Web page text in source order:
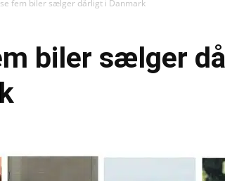
fem biler sælger dårligt i Danmark
biler sælger